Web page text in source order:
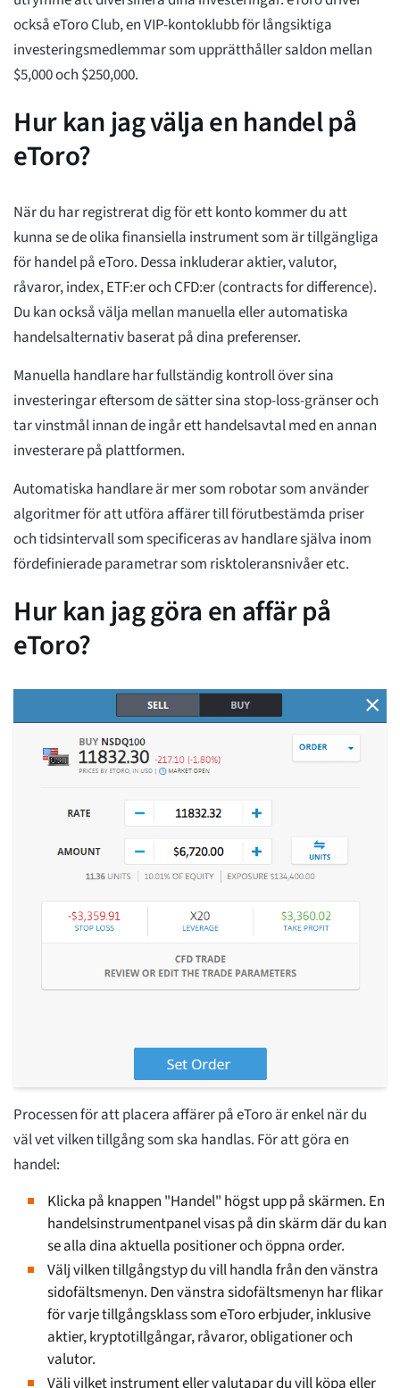
också eToro Club, en VIP-kontoklubb för långsiktiga
investeringsmedlemmar som upprätthåller saldon mellan
$5,000 och $250,000.
Hur kan jag välja en handel på
eToro?
När du har registrerat dig för ett konto kommer du att
kunna se de olika finansiella instrument som är tillgängliga
för handel på eToro. Dessa inkluderar aktier, valutor,
råvaror, index, ETF:er och CFD:er (contracts for difference).
Du kan också välja mellan manuella eller automatiska
handelsalternativ baserat på dina preferenser.
Manuella handlare har fullständig kontroll över sina
investeringar eftersom de sätter sina stop-loss-gränser och
tar vinstmål innan de ingår ett handelsavtal med en annan
investerare på plattformen.
Automatiska handlare är mer som robotar som använder
algoritmer för att utföra affärer till förutbestämda priser
och tidsintervall som specificeras av handlare själva inom
fördefinierade parametrar som risktoleransnivåer etc.
Hur kan jag göra en affär på
eToro?
Processen för att placera affärer på eToro är enkel när du
väl vet vilken tillgång som ska handlas. För att göra en
handel:
Klicka på knappen "Handel" högst upp på skärmen. En
handelsinstrumentpanel visas på din skärm där du kan
se alla dina aktuella positioner och öppna order.
Välj vilken tillgångstyp du vill handla från den vänstra
sidofältsmenyn. Den vänstra sidofältsmenyn har flikar
för varje tillgångsklass som eToro erbjuder, inklusive
aktier, kryptotillgångar, råvaror, obligationer och
valutor.
Välj vilket instrument eller valutapar du vill köpa eller